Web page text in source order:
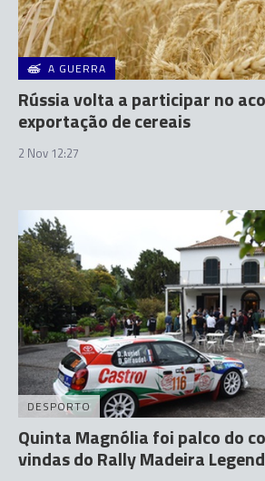
A GUERRA
Rússia volta a participar no
exportação de cereais
2 Nov 12:27
DESPORTO
Quinta Magnólia foi palco do
vindas do Rally Madeira Legend